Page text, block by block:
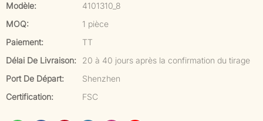
Modèle:
4101310_8
MOQ:
1 pièce
Paiement:
TT
Délai De Livraison:
20 à 40 jours après la confirmation du tirage
Port De Départ:
Shenzhen
Certification:
FSC